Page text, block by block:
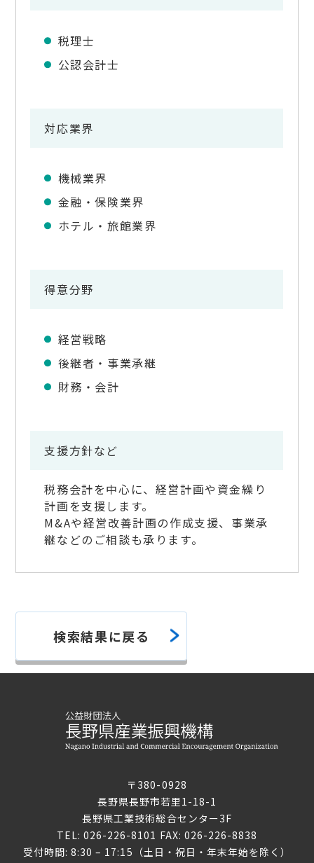
税理士
公認会計士
対応業界
機械業界
金融・保険業界
ホテル・旅館業界
得意分野
経営戦略
後継者・事業承継
財務・会計
支援方針など
税務会計を中心に、経営計画や資金繰り
計画を支援します。
M&Aや経営改善計画の作成支援、事業承
継などのご相談も承ります。
検索結果に戻る
〒380-0928
長野県長野市若里1-18-1
長野県工業技術総合センター3F
TEL: 026-226-8101 FAX: 026-226-8838
受付時間: 8:30 – 17:15（土日・祝日・年末年始を除く）